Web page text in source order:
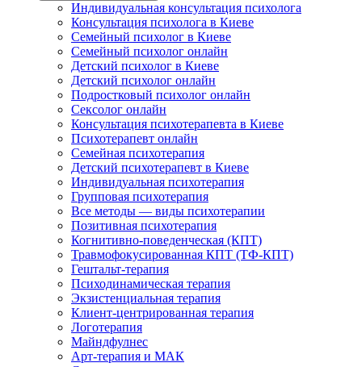
Индивидуальная консультация психолога
Консультация психолога в Киеве
Семейный психолог в Киеве
Семейный психолог онлайн
Детский психолог в Киеве
Детский психолог онлайн
Подростковый психолог онлайн
Сексолог онлайн
Консультация психотерапевта в Киеве
Психотерапевт онлайн
Семейная психотерапия
Детский психотерапевт в Киеве
Индивидуальная психотерапия
Групповая психотерапия
Все методы — виды психотерапии
Позитивная психотерапия
Когнитивно-поведенческая (КПТ)
Травмофокусированная КПТ (ТФ-КПТ)
Гештальт-терапия
Психодинамическая терапия
Экзистенциальная терапия
Клиент-центрированная терапия
Логотерапия
Майндфулнес
Арт-терапия и МАК